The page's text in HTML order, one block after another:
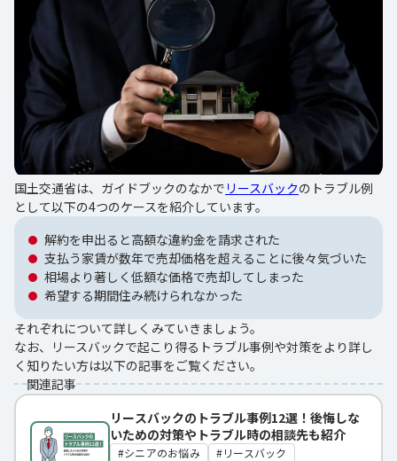
国土交通省は、ガイドブックのなかで リースバックのトラブル例
として以下の4つのケースを紹介しています。
解約を申出ると高額な違約金を請求された
支払う家賃が数年で売却価格を超えることに後々気づいた
相場より著しく低額な価格で売却してしまった
希望する期間住み続けられなかった
それぞれについて詳しくみていきましょう。
なお、リースバックで起こり得るトラブル事例や対策をより詳し
く知りたい方は以下の記事をご覧ください。
関連記事
リースバックのトラブル事例12選！後悔しな
いための対策やトラブル時の相談先も紹介
シニアのお悩み
リースバック